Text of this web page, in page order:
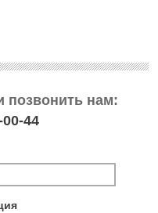
позвонить нам:
00-44